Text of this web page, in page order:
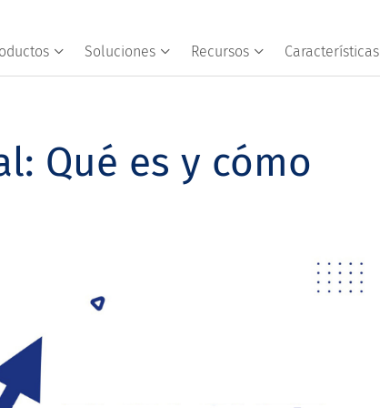
Soluciones Recursos Características
Qué es y cómo